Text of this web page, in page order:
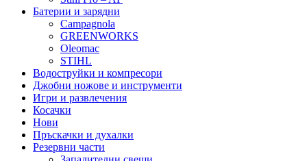
Батерии и зарядни
Campagnola
GREENWORKS
Oleomac
STIHL
Водоструйки и компресори
Джобни ножове и инструменти
Игри и развлечения
Косачки
Нови
Пръскачки и духалки
Резервни части